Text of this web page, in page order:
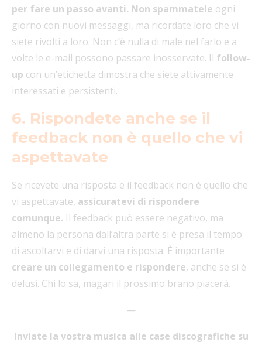
per fare un passo avanti. Non spammatele ogni
giorno con nuovi messaggi, ma ricordate loro che vi
siete rivolti a loro. Non c’è nulla di male nel farlo e a
volte le e-mail possono passare inosservate. Il follow-
up con un’etichetta dimostra che siete attivamente
interessati e persistenti.
6. Rispondete anche se il
feedback non è quello che vi
aspettavate
Se ricevete una risposta e il feedback non è quello che
vi aspettavate, assicuratevi di rispondere
comunque. Il feedback può essere negativo, ma
almeno la persona dall’altra parte si è presa il tempo
di ascoltarvi e di darvi una risposta. È importante
creare un collegamento e rispondere, anche se si è
delusi. Chi lo sa, magari il prossimo brano piacerà.
—
Inviate la vostra musica alle case discografiche su